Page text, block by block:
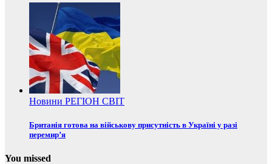
Новини РЕГІОН СВІТ
Британія готова на військову присутність в Україні у разі
перемир’я
You missed